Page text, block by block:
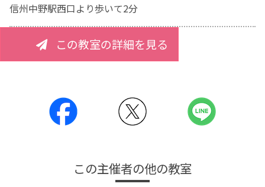
信州中野駅西口より歩いて2分
この教室の詳細を見る
この主催者の他の教室